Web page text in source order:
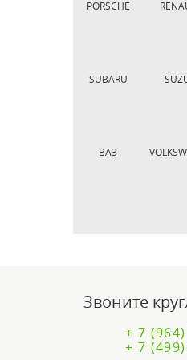
PORSCHE
SUBARU
ВАЗ
Звоните
+ 7 (964)
+ 7 (499)